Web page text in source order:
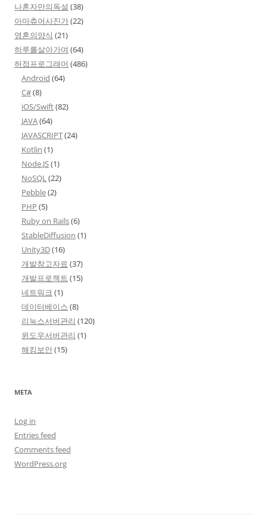
나혼자만의독설 (38)
아마츄어사진가(22)
영혼의양식 (21)
하루를살아가며 (64)
허접프로그래머 (486)
Android (64)
C#(8)
iOS/Swift(82)
JAVA(64)
JAVASCRIPT(24)
Kotlin (1)
Node.JS(1)
NoSQL (22)
Pebble(2)
PHP (5)
Ruby on Rails(6)
StableDiffusion (1)
Unity3D(16)
개발참고자료 (37)
개발프로젝트 (15)
네트워크 (1)
데이터베이스 (8)
리눅스서버관리 (120)
윈도우서버관리 (1)
해킹보안(15)
META
Log in
Entries feed
Comments feed
WordPress.org